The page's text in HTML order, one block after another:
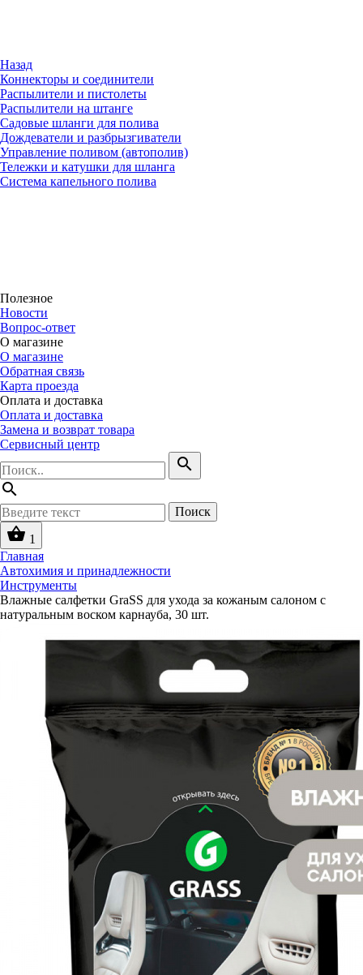
Назад
Коннекторы и соединители
Распылители и пистолеты
Распылители на штанге
Садовые шланги для полива
Дождеватели и разбрызгиватели
Управление поливом (автополив)
Тележки и катушки для шланга
Система капельного полива
Полезное
Новости
Вопрос-ответ
О магазине
О магазине
Обратная связь
Карта проезда
Оплата и доставка
Оплата и доставка
Замена и возврат товара
Сервисный центр
search
search
Поиск
shopping_basket 1
Главная
Автохимия и принадлежности
Инструменты
Влажные салфетки GraSS для ухода за кожаным салоном с
натуральным воском карнауба, 30 шт.